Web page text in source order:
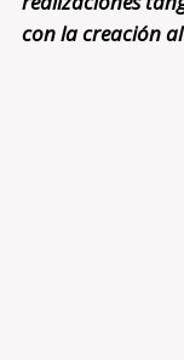
con la creación